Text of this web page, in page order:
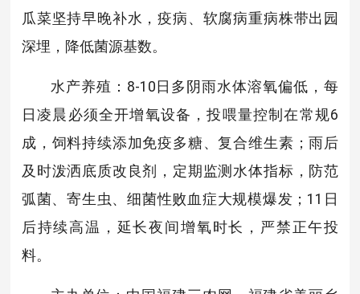
瓜菜坚持早晚补水，疫病、软腐病重病株带出园
深埋，降低菌源基数。
水产养殖：8-10日多阴雨水体溶氧偏低，每
日凌晨必须全开增氧设备，投喂量控制在常规6
成，饲料持续添加免疫多糖、复合维生素；雨后
及时泼洒底质改良剂，定期监测水体指标，防范
弧菌、寄生虫、细菌性败血症大规模爆发；11日
后持续高温，延长夜间增氧时长，严禁正午投
料。